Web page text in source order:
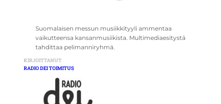
Suomalaisen messun musiikkityyli ammentaa
vaikutteensa kansanmusiikista. Multimediaesitystä
tahdittaa pelimanniryhmä.
KIRJOITTANUT
RADIO DEI TOIMITUS